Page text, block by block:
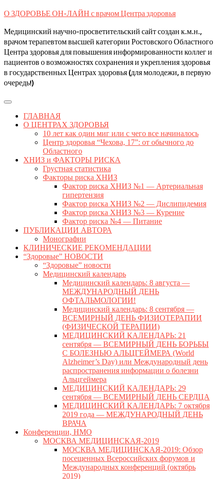
Skip
content
О ЗДОРОВЬЕ ОН-ЛАЙН с врачом Центра здоровья
Медицинский научно-просветительский сайт создан к.м.н.,
врачом терапевтом высшей категории Ростовского Областного
Центра здоровья для повышения информированности коллег и
пациентов о возможностях сохранения и укрепления здоровья
в государственных Центрах здоровья (для молодежи, в первую
очередь!)
Open
ButtonГЛАВНАЯ
О ЦЕНТРАХ ЗДОРОВЬЯ
10 лет как один миг или с чего все начиналось
Центр здоровья “Чехова, 17”: от обычного до
Областного
ХНИЗ и ФАКТОРЫ РИСКА
Грустная статистика
Факторы риска ХНИЗ
Фактор риска ХНИЗ №1 — Артериальная
гипертензия
Фактор риска ХНИЗ №2 — Дислипидемия
Фактор риска ХНИЗ №3 — Курение
Фактор риска №4 — Питание
ПУБЛИКАЦИИ АВТОРА
Монографии
КЛИНИЧЕСКИЕ РЕКОМЕНДАЦИИ
“Здоровые” НОВОСТИ
“Здоровые” новости
Медицинский календарь
Медицинский календарь: 8 августа —
МЕЖДУНАРОДНЫЙ ДЕНЬ
ОФТАЛЬМОЛОГИИ!
Медицинский календарь: 8 сентября —
ВСЕМИРНЫЙ ДЕНЬ ФИЗИОТЕРАПИИ
(ФИЗИЧЕСКОЙ ТЕРАПИИ)
МЕДИЦИНСКИЙ КАЛЕНДАРЬ: 21
сентября — ВСЕМИРНЫЙ ДЕНЬ БОРЬБЫ
С БОЛЕЗНЬЮ АЛЬЦГЕЙМЕРА (World
Alzheimer’s Day) или Международный день
распространения информации о болезни
Альцгеймера
МЕДИЦИНСКИЙ КАЛЕНДАРЬ: 29
сентября — ВСЕМИРНЫЙ ДЕНЬ СЕРДЦА
МЕДИЦИНСКИЙ КАЛЕНДАРЬ: 7 октября
2019 года — МЕЖДУНАРОДНЫЙ ДЕНЬ
ВРАЧА
Конференции, НМО
МОСКВА МЕДИЦИНСКАЯ-2019
МОСКВА МЕДИЦИНСКАЯ-2019: Обзор
посещенных Всероссийских форумов и
Международных конференций (октябрь
2019)